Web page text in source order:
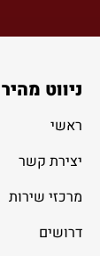
ניווט מהיר
ראשי
יצירת קשר
מרכזי שירות
דרושים